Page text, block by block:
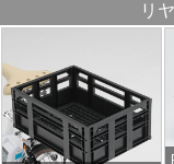
リ